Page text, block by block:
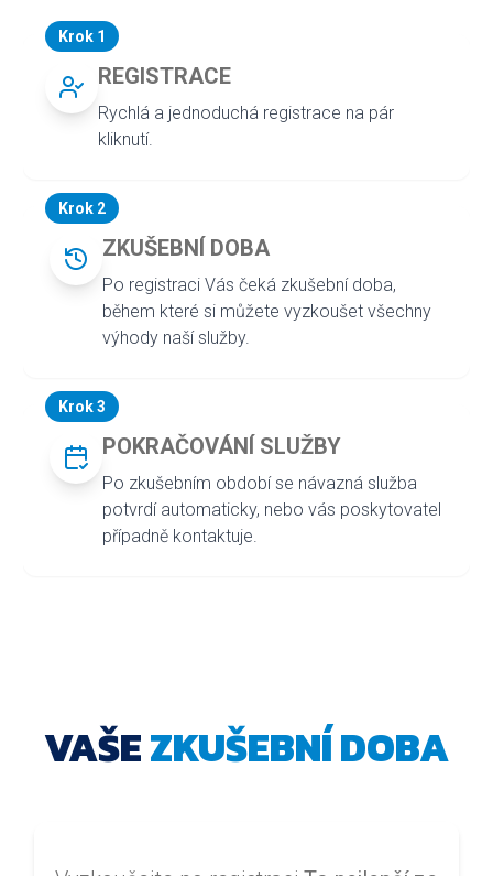
Krok 1
REGISTRACE
Rychlá a jednoduchá registrace na pár
kliknutí.
Krok 2
ZKUŠEBNÍ DOBA
Po registraci Vás čeká zkušební doba,
během které si můžete vyzkoušet všechny
výhody naší služby.
Krok 3
POKRAČOVÁNÍ SLUŽBY
Po zkušebním období se návazná služba
potvrdí automaticky, nebo vás poskytovatel
případně kontaktuje.
VAŠEZKUŠEBNÍ DOBA